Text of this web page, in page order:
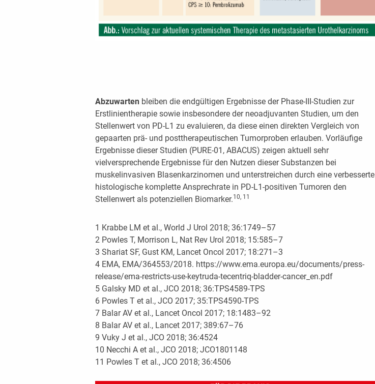
Abzuwartenbleiben die endgültigen Ergebnisse der Phase-III-Studien zur
Erstlinientherapie sowie insbesondere der neoadjuvanten Studien, um den
Stellenwert von PD-L1 zu evaluieren, da diese einen direkten Vergleich von
gepaarten prä- und posttherapeutischen Tumorproben erlauben. Vorläufige
Ergebnisse dieser Studien (PURE-01, ABACUS) zeigen aktuell sehr
vielversprechende Ergebnisse für den Nutzen dieser Substanzen bei
muskelinvasiven Blasenkarzinomen und unterstreichen durch eine verbesserte
histologische komplette Ansprechrate in PD-L1-positiven Tumoren den
Stellenwert als potenziellen Biomarker.10, 11
1 Krabbe LM et al., World J Urol 2018; 36:1749–57
2 Powles T, Morrison L, Nat Rev Urol 2018; 15:585–7
3 Shariat SF, Gust KM, Lancet Oncol 2017; 18:271–3
4 EMA, EMA/364553/2018. https://www.ema.europa.eu/documents/press-
release/ema-restricts-use-keytruda-tecentriq-bladder-cancer_en.pdf
5 Galsky MD et al., JCO 2018; 36:TPS4589-TPS
6 Powles T et al., JCO 2017; 35:TPS4590-TPS
7 Balar AV et al., Lancet Oncol 2017; 18:1483–92
8 Balar AV et al., Lancet 2017; 389:67–76
9 Vuky J et al., JCO 2018; 36:4524
10 Necchi A et al., JCO 2018; JCO1801148
11 Powles T et al., JCO 2018; 36:4506